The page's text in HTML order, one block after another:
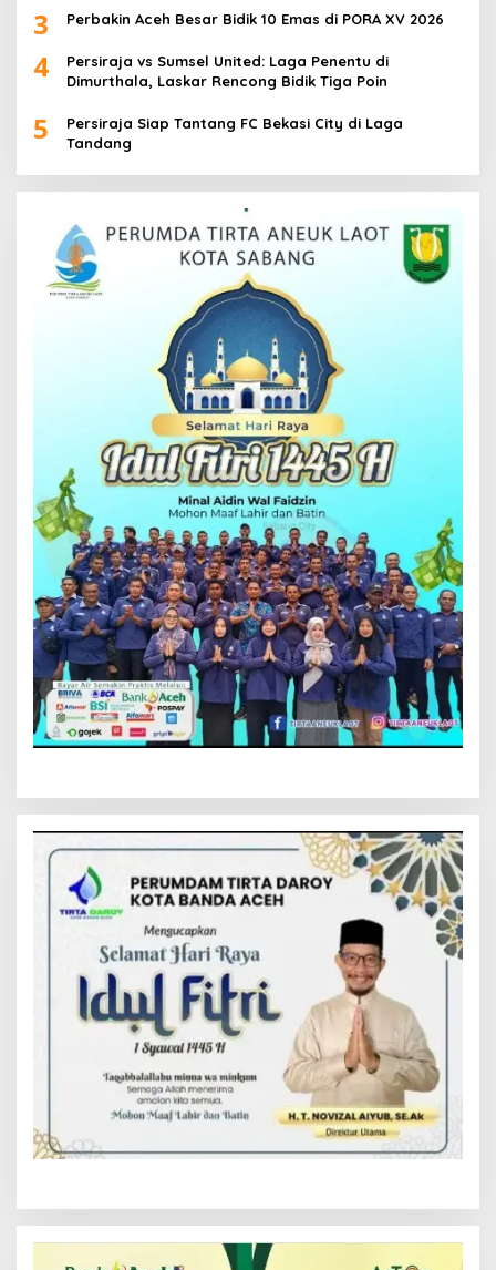
3 Perbakin Aceh Besar Bidik 10 Emas di PORA XV 2026
4
Persiraja vs Sumsel United: Laga Penentu di
Dimurthala, Laskar Rencong Bidik Tiga Poin
5
Persiraja Siap Tantang FC Bekasi City di Laga
Tandang